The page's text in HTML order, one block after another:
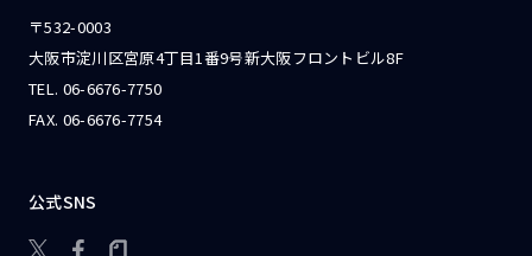
〒532-0003
大阪市淀川区宮原4丁目1番9号新大阪フロントビル8F
TEL. 06-6676-7750
FAX. 06-6676-7754
公式SNS
